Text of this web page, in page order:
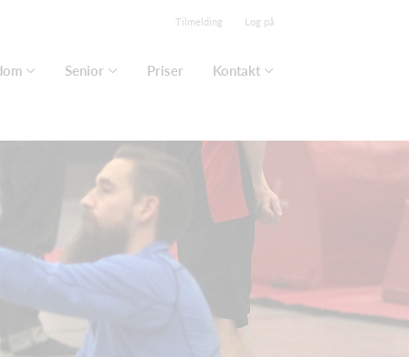
Tilmelding Log på
Senior Priser Kontakt